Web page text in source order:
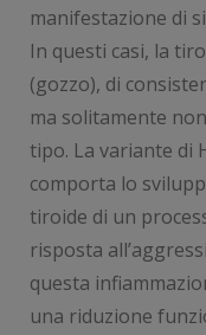
manifestazione di
In questi casi, la
(gozzo), di
ma solitamente
tipo. La variante di
comporta lo
tiroide di un
risposta
questa
una riduzione